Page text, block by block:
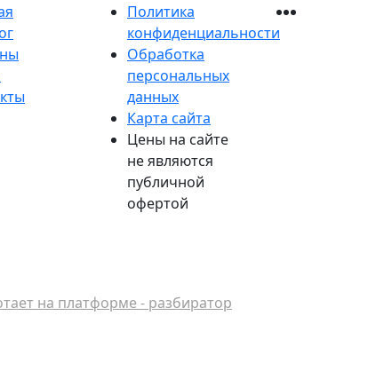
Политика
конфиденциальности
Обработка
персональных
данных
Карта сайта
Цены на сайте
не являются
публичной
офертой
на платформе - разбиратор